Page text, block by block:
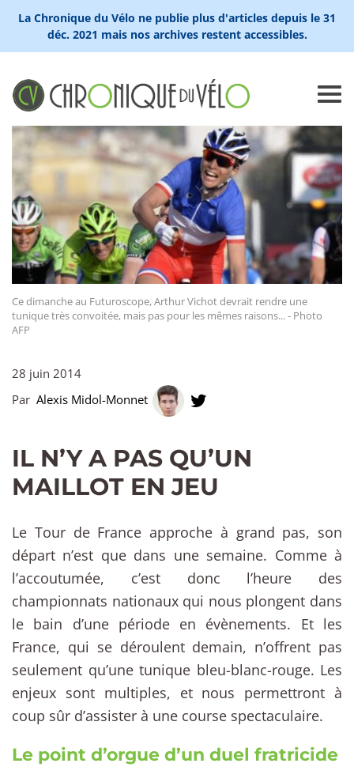
La Chronique du Vélo ne publie plus d'articles depuis le 31
déc. 2021 mais nos archives restent accessibles.
Ce dimanche au Futuroscope, Arthur Vichot devrait rendre une
tunique très convoitée, mais pas pour les mêmes raisons... - Photo
AFP
28 juin 2014
Par Alexis Midol-Monnet
IL N’Y A PAS QU’UN
MAILLOT EN JEU
Le Tour de France approche à grand pas, son
départ n’est que dans une semaine. Comme à
l’accoutumée, c’est donc l’heure des
championnats nationaux qui nous plongent dans
le bain d’une période en évènements. Et les
France, qui se déroulent demain, n’offrent pas
seulement qu’une tunique bleu-blanc-rouge. Les
enjeux sont multiples, et nous permettront à
coup sûr d’assister à une course spectaculaire.
Le point d’orgue d’un duel fratricide